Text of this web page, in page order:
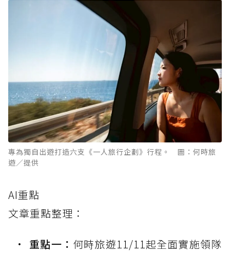
專為獨自出遊打造六支《一人旅行企劃》行程。 圖：何時旅
遊／提供
AI重點
文章重點整理：
重點一： 何時旅遊11/11起全面實施領隊